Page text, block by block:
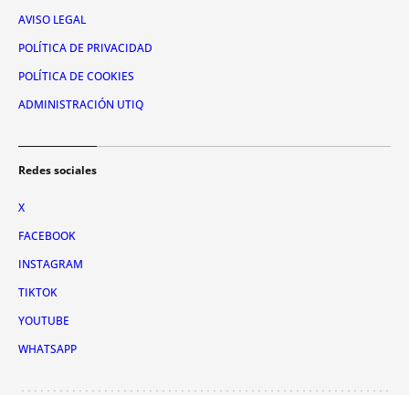
AVISO LEGAL
POLÍTICA DE PRIVACIDAD
POLÍTICA DE COOKIES
ADMINISTRACIÓN UTIQ
Redes sociales
X
FACEBOOK
INSTAGRAM
TIKTOK
YOUTUBE
WHATSAPP